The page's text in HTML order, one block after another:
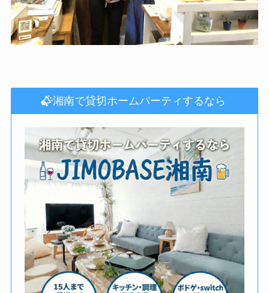
湘南で貸切ホームパーティするなら